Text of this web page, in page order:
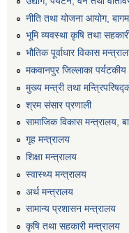
नीति तथा योजना आयोग,
भूमि व्यवस्था कृषि तथा
भौतिक पूर्वाधार विकास
मकवानपुर जिल्लाका
मुख्य मन्त्री तथा
श्रम संसार प्रणाली
सामाजिक विकास मन्त्रालय,
गृह मन्त्रालय
शिक्षा मन्त्रालय
स्वास्थ्य मन्त्रालय
अर्थ मन्त्रालय
सामान्य प्रशासन मन्त्रालय
कृषि तथा सहकारी मन्त्रालय